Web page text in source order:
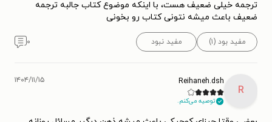
ترجمه خیلی ضعیف هست، با اینکه موضوع کتاب جالبه ترجمه
ضعیف باعث میشه نتونی کتاب رو بخونی
مفید بود (۱) مفید نبود ۰
R
Reihaneh.dsh
توصیه می‌کنم.
۱۴۰۴/۱۱/۱۵